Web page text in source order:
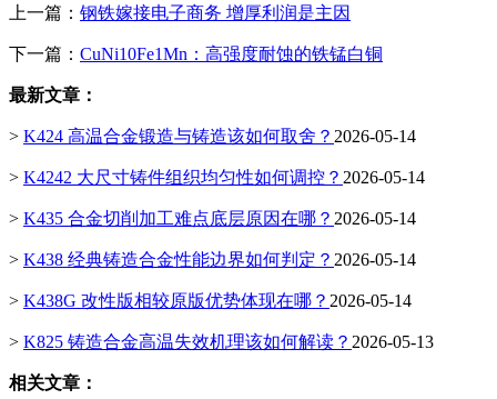
上一篇： 钢铁嫁接电子商务 增厚利润是主因
下一篇： CuNi10Fe1Mn：高强度耐蚀的铁锰白铜
最新文章：
> K424 高温合金锻造与铸造该如何取舍？ 2026-05-14
> K4242 大尺寸铸件组织均匀性如何调控？ 2026-05-14
> K435 合金切削加工难点底层原因在哪？ 2026-05-14
> K438 经典铸造合金性能边界如何判定？ 2026-05-14
> K438G 改性版相较原版优势体现在哪？ 2026-05-14
> K825 铸造合金高温失效机理该如何解读？ 2026-05-13
相关文章：